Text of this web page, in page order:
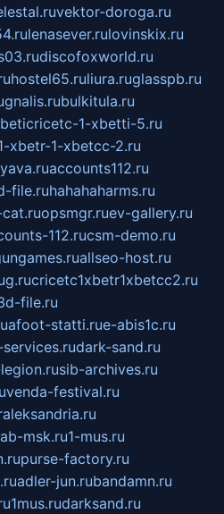
vektor-doroga.ru
lenasever.rulovinskix.ru
discofoxworld.ru
hostel65.ruliura.ruglasspb.ru
gnalis.rubulkitula.ru
1-xbetti-5.ru
xbetr-1-xbetcc-2.ru
accounts112.ru
file.ruhahahaharms.ru
opsmgr.ruev-gallery.ru
112.rucsm-demo.ru
allseo-host.ru
cricetc1xbetr1xbetcc2.ru
file.ru
uafoot-statti.rue-abis1c.ru
dark-sand.ru
sib-archives.ru
venda-festival.ru
msk.ru1-mus.ru
purse-factory.ru
adler-jun.rubandamn.ru
1mus.rudarksand.ru